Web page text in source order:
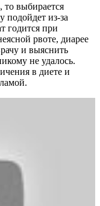
то выбирается
подойдет из-за
годится при
рвоте, диарее
и выяснить
не удалось.
в диете и